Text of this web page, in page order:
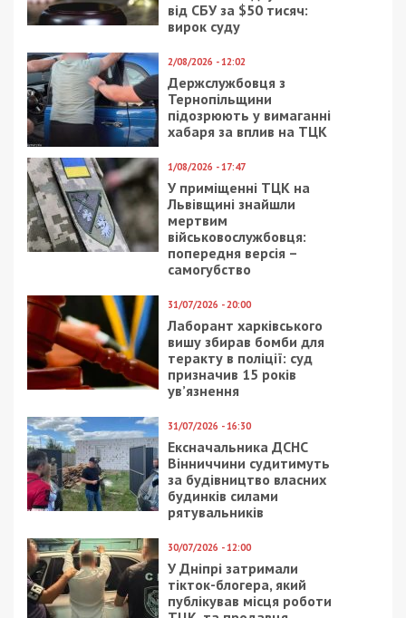
3/04/2024 - 10:30
придатні чоловіки
почнуть проходити
повторний медогляд
10/07/2021 - 18:00
рынок, на котором
жители торговали 20
лет: фото
5/08/2026 - 13:24
У Хмельницькому директора мовної школи
підозрюють у розбещенні учениць